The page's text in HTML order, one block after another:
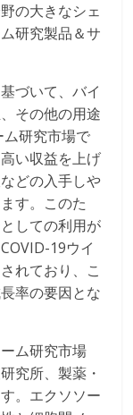
の大きなシェ
研究製品＆サ
づいて、バイ
その他の用途
研究市場で
い収益を上げ
どの入手しや
す。このた
しての利用が
19ウイ
れており、こ
率の要因とな
ム研究市場
究所、製薬・
。エクソソー